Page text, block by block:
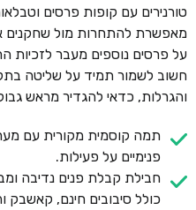
טורנירים עם קופות פרסים
מאפשרת להתחרות מול שחקנים
על פרסים נוספים מעבר לזכיות
חשוב לשמור תמיד על שליטה
והגרלות, כדאי להגדיר מראש
תמה קוסמית מקורית עם
פנימיים על פעילות.
חבילת קבלת פנים נדיבה
כולל סיבובים חינם, קאשבק